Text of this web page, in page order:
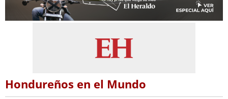
Hondureños en el Mundo